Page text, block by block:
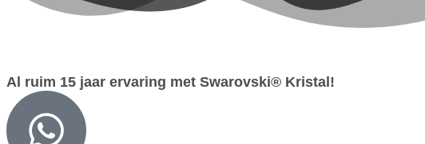
Al ruim 15 jaar ervaring met Swarovski® Kristal!